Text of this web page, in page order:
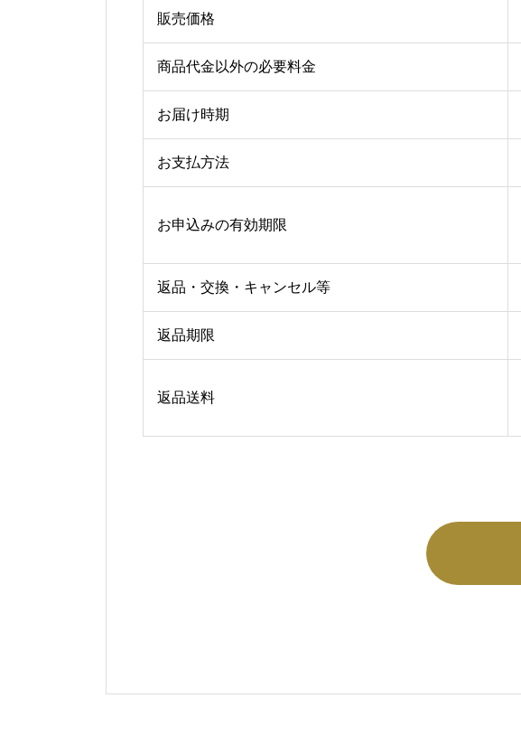
販売価格
商品代金以外の必要料金
お届け時期
お支払方法
お申込みの有効期限
返品・交換・キャンセル等
返品期限
返品送料